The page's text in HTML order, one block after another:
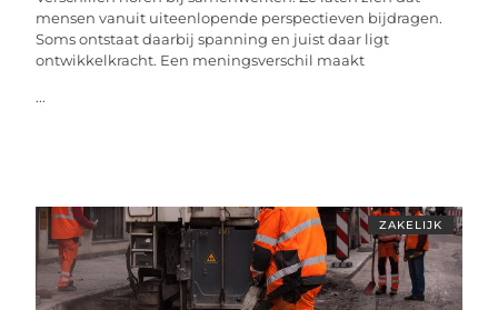
mensen vanuit uiteenlopende perspectieven bijdragen.
Soms ontstaat daarbij spanning en juist daar ligt
ontwikkelkracht. Een meningsverschil maakt
...
ZAKELIJK